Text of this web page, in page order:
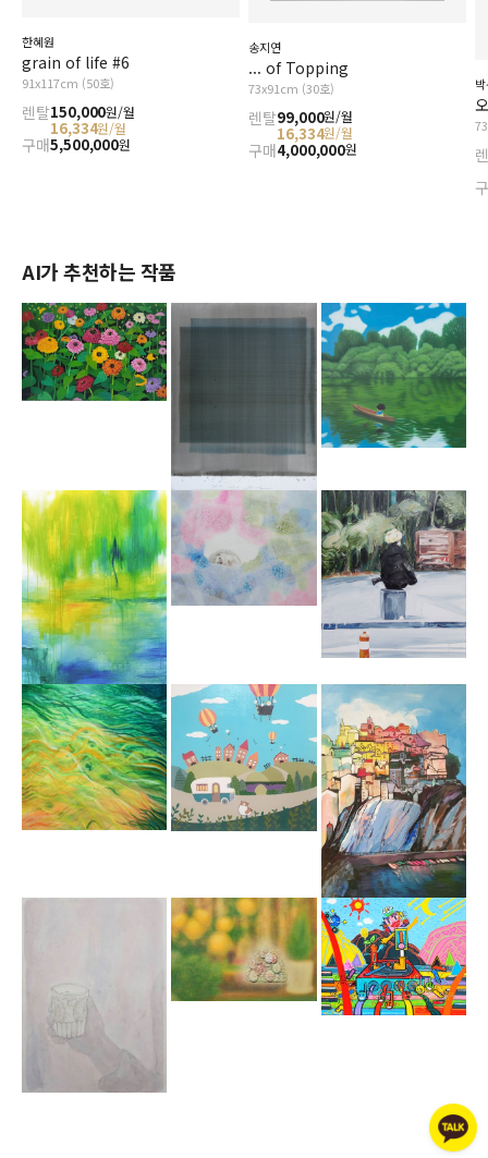
한혜원
grain of life #6
91x117cm (50호)
렌탈150,000원/월
16,334원/월
구매5,500,000원
송지연
... of Topping
73x91cm (30호)
렌탈99,000원/월
16,334원/월
구매4,000,000원
AI가 추천하는 작품